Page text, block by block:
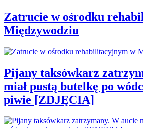
Zatrucie w ośrodku
Międzywodziu
Pijany taksówkarz
miał pustą butelkę po
piwie [ZDJĘCIA]